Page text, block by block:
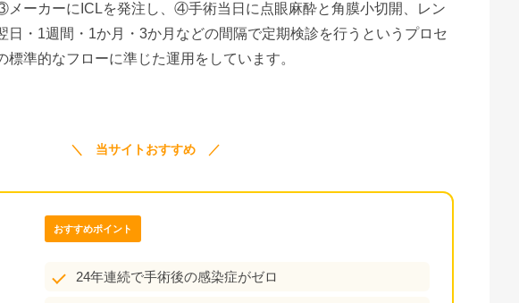
メーカーにICLを発注し、④手術当日に点眼麻酔と角膜小切開、レン
・1週間・1か月・3か月などの間隔で定期検診を行うというプロセ
標準的なフローに準じた運用をしています。
＼ 当サイトおすすめ ／
おすすめポイント
24年連続で手術後の感染症がゼロ